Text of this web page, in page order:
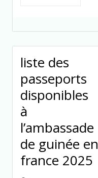
liste des
passeports
disponibles
à
l’ambassade
de guinée en
france 2025